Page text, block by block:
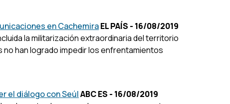
en CachemiraEL PAÍS - 16/08/2019
la militarización extraordinaria del territorio
no han logrado impedir los enfrentamientos
el diálogo con SeúlABC ES - 16/08/2019